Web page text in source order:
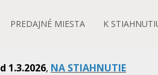
PREDAJNÉ MIESTA K
1.3.2026, NA STIAHNUTIE